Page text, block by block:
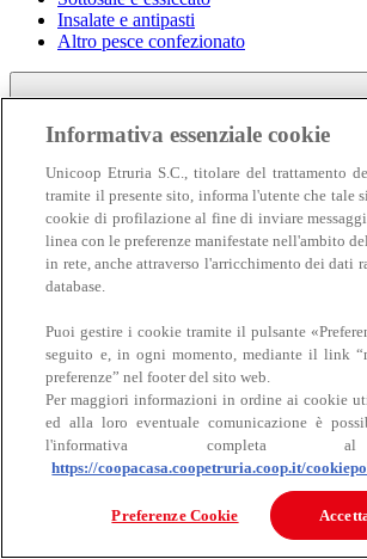
Insalate e antipasti
Altro pesce confezionato
Carne
Bovino
Informativa essenziale cookie
Unicoop Etruria S.C., titolare del trattamento
tramite il presente sito, informa l'utente che tale
cookie di profilazione al fine di inviare
linea con le preferenze manifestate nell'ambito
in rete, anche attraverso l'arricchimento dei dati
database.
Puoi gestire i cookie tramite il pulsante
seguito e, in ogni momento, mediante il link
preferenze” nel footer del sito web.
Per maggiori informazioni in ordine ai cookie
ed alla loro eventuale comunicazione è
l'informativa completa
https://coopacasa.coopetruria.coop.it/
Preferenze Cookie